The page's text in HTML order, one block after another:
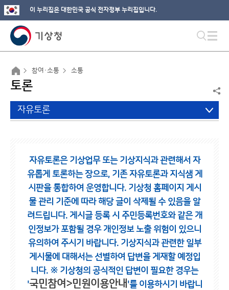
이 누리집은 대한민국 공식 전자정부 누리집입니다.
참여·소통 소통
토론
자유토론
자유토론은 기상업무 또는 기상지식과 관련해서 자
유롭게 토론하는 장으로, 기존 자유토론과 지식샘 게
시판을 통합하여 운영합니다. 기상청 홈페이지 게시
물 관리 기준에 따라 해당 글이 삭제될 수 있음을 알
려드립니다. 게시글 등록 시 주민등록번호와 같은 개
인정보가 포함될 경우 개인정보 노출 위험이 있으니
유의하여 주시기 바랍니다. 기상지식과 관련한 일부
게시물에 대해서는 선별하여 답변을 게재할 예정입
니다. ※ 기상청의 공식적인 답변이 필요한 경우는
'국민참여>민원이용안내 '를 이용하시기 바랍니